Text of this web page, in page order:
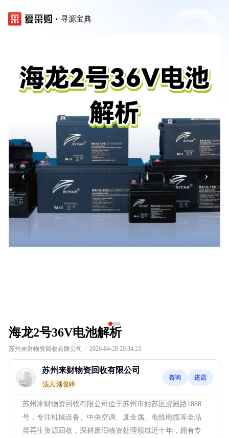
寻源宝典
‹ ›
海龙2号36V电池解析
苏州来财物资回收有限公司 · 2026-04-28 20:34:23
苏州来财物资回收有限公司
法人:潘俊峰
咨询 进店
苏州来财物资回收有限公司位于苏州市姑苏区虎殿路1888
号，专注机械设备、中央空调、废金属、电线电缆等全品
类再生资源回收，深耕废旧物资处理领域近十年，拥有专